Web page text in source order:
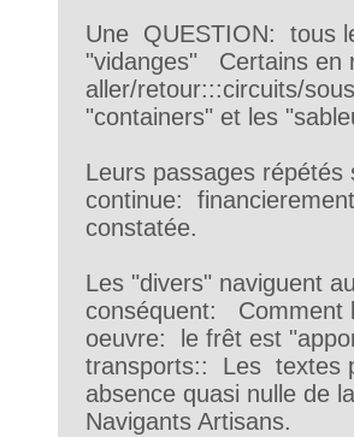
Une QUESTION: tous
"vidanges" Certains
aller/retour:::circuits/
"containers" et les
Leurs passages
continue:
constatée.
Les "divers" naviguent
conséquent: Comment
oeuvre: le frêt est
transports:: Les textes
absence quasi nulle de
Navigants Artisans.